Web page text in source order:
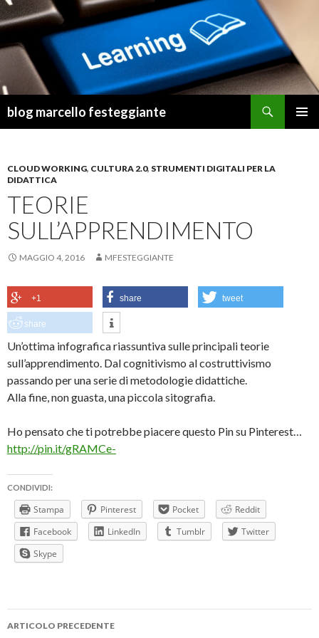
blog marcello festeggiante
CLOUD WORKING, CULTURA 2.0, STRUMENTI DIGITALI PER LA
DIDATTICA
TEORIE
SULL’APPRENDIMENTO
MAGGIO 4, 2016 MFESTEGGIANTE
+1 share tweet
share
Un’ottima infografica riassuntiva sulle principali teorie
sull’apprendimento. Dal cognitivismo al costruttivismo
passando per una serie di metodologie didattiche.
Alla fine, non guasta, una piccola sitografia.
Ho pensato che ti potrebbe piacere questo Pin su Pinterest…
http://pin.it/gRAMCe-
CONDIVIDI:
Stampa Pinterest Pocket
Reddit
Facebook
LinkedIn Tumblr
Twitter
Skype
Navigazione
ARTICOLO PRECEDENTE